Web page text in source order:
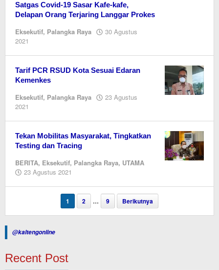
Satgas Covid-19 Sasar Kafe-kafe,
Delapan Orang Terjaring Langgar Prokes
Eksekutif, Palangka Raya
30 Agustus
2021
Tarif PCR RSUD Kota Sesuai Edaran
Kemenkes
Eksekutif, Palangka Raya
23 Agustus
2021
Tekan Mobilitas Masyarakat, Tingkatkan
Testing dan Tracing
BERITA, Eksekutif, Palangka Raya, UTAMA
23 Agustus 2021
1 2 … 9 Berikutnya
@kaltengonline
Recent Post